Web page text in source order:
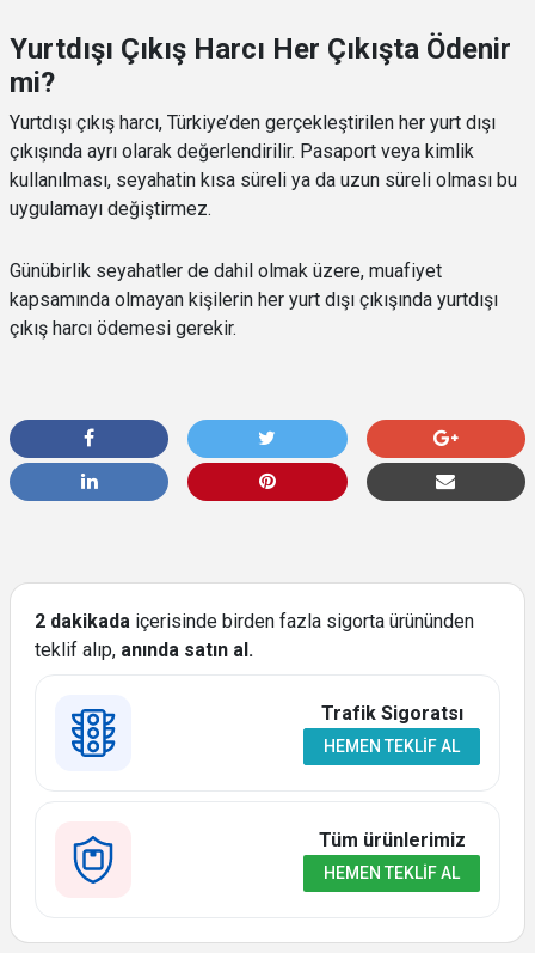
Yurtdışı Çıkış Harcı Her Çıkışta Ödenir
mi?
Yurtdışı çıkış harcı, Türkiye’den gerçekleştirilen her yurt dışı
çıkışında ayrı olarak değerlendirilir. Pasaport veya kimlik
kullanılması, seyahatin kısa süreli ya da uzun süreli olması bu
uygulamayı değiştirmez.
Günübirlik seyahatler de dahil olmak üzere, muafiyet
kapsamında olmayan kişilerin her yurt dışı çıkışında yurtdışı
çıkış harcı ödemesi gerekir.
2 dakikada içerisinde birden fazla sigorta ürününden
teklif alıp, anında satın al.
Trafik Sigoratsı
HEMEN TEKLIF AL
Tüm ürünlerimiz
HEMEN TEKLIF AL